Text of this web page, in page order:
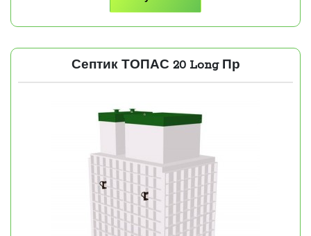
Септик ТОПАС 20 Long Пр